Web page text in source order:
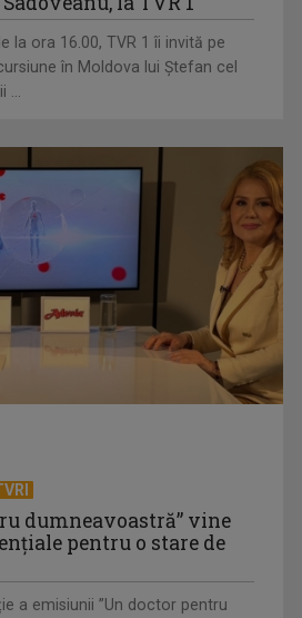
FIFA de privatizare parțială a
Taberele ARC – Acolo unde începe
la ora 16.00, TVR 1 îi invită pe
în Moldova lui Ștefan cel
dumneavoastră” vine
pentru o stare de
a emisiunii ”Un doctor pentru